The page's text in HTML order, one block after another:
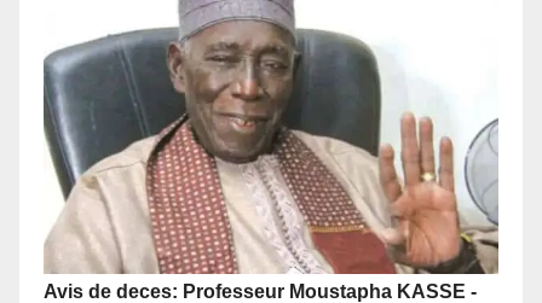
Avis de deces: Professeur Moustapha KASSE -